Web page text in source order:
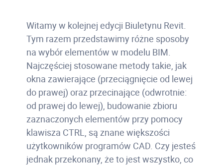
Witamy w kolejnej edycji Biuletynu Revit.
Tym razem przedstawimy różne sposoby
na wybór elementów w modelu BIM.
Najczęściej stosowane metody takie, jak
okna zawierające (przeciągnięcie od lewej
do prawej) oraz przecinające (odwrotnie:
od prawej do lewej), budowanie zbioru
zaznaczonych elementów przy pomocy
klawisza CTRL, są znane większości
użytkowników programów CAD. Czy jesteś
jednak przekonany, że to jest wszystko, co